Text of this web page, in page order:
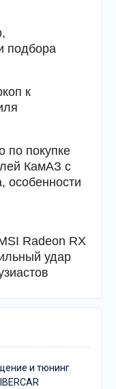
подбора
к
по покупке
КамАЗ с
особенности
Radeon RX
удар
и тюнинг